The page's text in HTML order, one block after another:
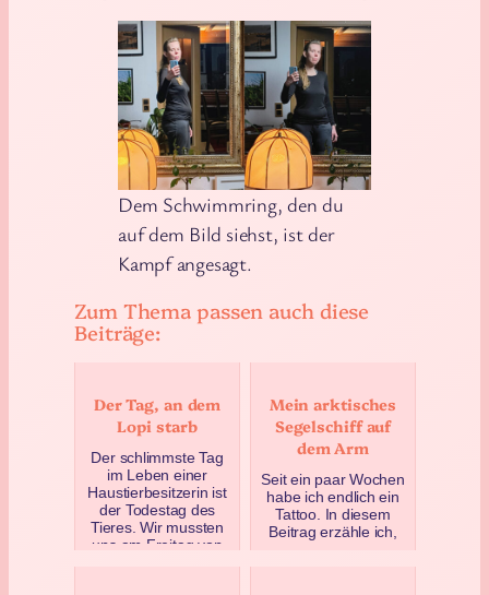
Dem Schwimmring, den du
auf dem Bild siehst, ist der
Kampf angesagt.
Zum Thema passen auch diese
Beiträge:
Der Tag, an dem
Lopi starb
Der schlimmste Tag
im Leben einer
Haustierbesitzerin ist
der Todestag des
Tieres. Wir mussten
uns am Freitag von
Mein arktisches
Segelschiff auf
dem Arm
Seit ein paar Wochen
habe ich endlich ein
Tattoo. In diesem
Beitrag erzähle ich,